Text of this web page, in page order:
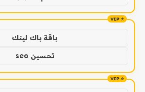
باقة باك لينك
تحسين seo